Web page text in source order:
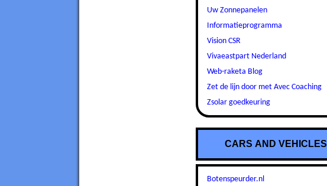
Uw Zonnepanelen
Informatieprogramma
Vision CSR
Vivaeastpart Nederland
Web-raketa Blog
Zet de lijn door met Avec Coaching
Zsolar goedkeuring
CARS AND VEHICLES
Botenspeurder.nl